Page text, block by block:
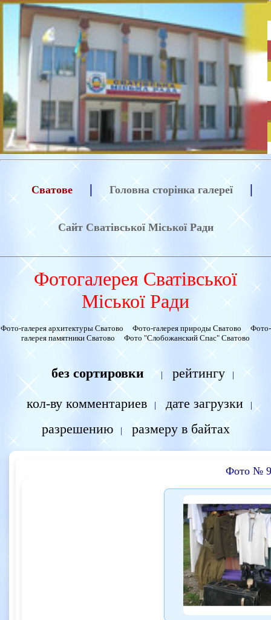
Сватове | Головна сторінка галереї |
Сайт Сватівської Міської Ради
Фотогалерея Сватівської
Міської Ради
Фото-галерея архитектуры Сватово Фото-галерея природы Сватово
Фото-
галерея памятники Сватово
Фото "Слобожанский Спас" Сватово
без сортировки | рейтингу |
кол-ву комментариев | дате загрузки |
разрешению | размеру в байтах
Фото №